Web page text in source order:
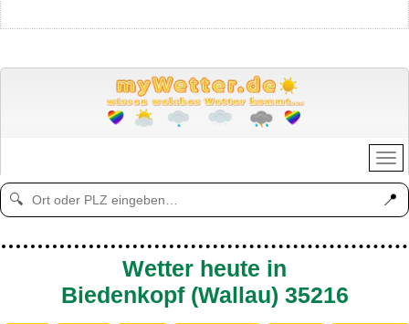
🔍 📍
Wetter heute in
Biedenkopf (Wallau) 35216